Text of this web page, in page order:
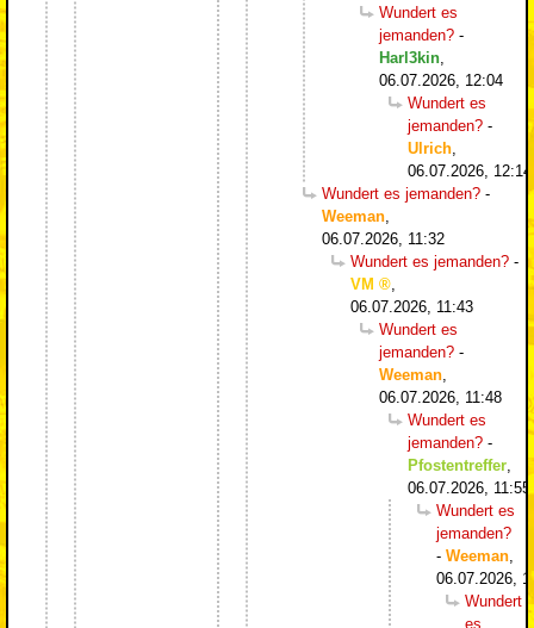
Wundert es
jemanden? -
Harl3kin
06.07.2026, 12:04
Wundert es
jemanden? -
Ulrich
06.07.2026, 12:14
Wundert es jemanden? -
Weeman
06.07.2026, 11:32
Wundert es jemanden? -
VM
06.07.2026, 11:43
Wundert es
jemanden? -
Weeman
06.07.2026, 11:48
Wundert es
jemanden? -
Pfostentreffer
06.07.2026, 11:55
Wundert es
jemanden?
- Weeman
06.07.2026,
Wundert
es